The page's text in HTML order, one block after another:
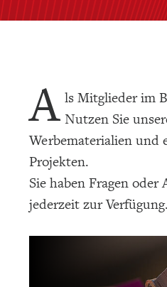
A ls Mitglieder im
Nutzen Sie
Werbematerialien und
Projekten.
Sie haben Fragen
jederzeit zur Verfügung.